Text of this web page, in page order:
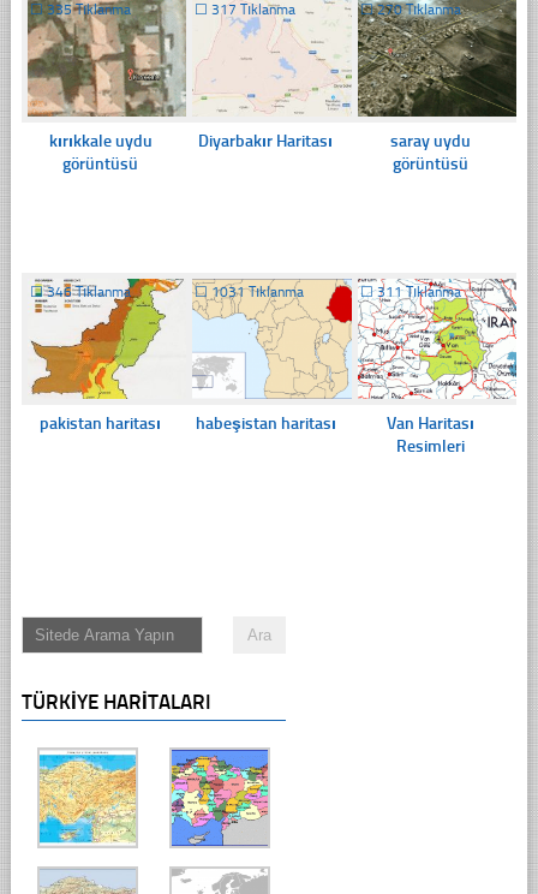
☐ 335 Tıklanma
kırıkkale uydu
görüntüsü
☐317 Tıklanma
Diyarbakır Haritası
☐270 Tıklanma
saray uydu
görüntüsü
☐346 Tıklanma
pakistan haritası
☐ 1031 Tıklanma
habeşistan haritası
☐311 Tıklanma
Van Haritası
Resimleri
TÜRKIYE HARITALARI